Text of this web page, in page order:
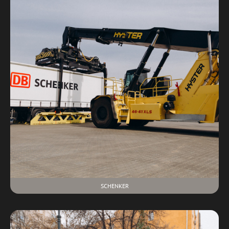
SCHENKER